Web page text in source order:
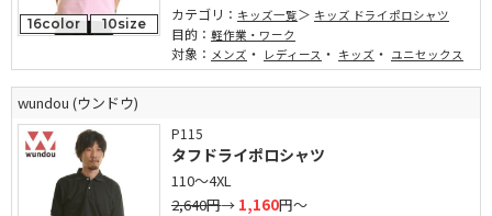
16color 10size
カテゴリ： キッズ一覧 キッズ ドライポロシャツ
目的： 軽作業・ワーク
対象： メンズ ・ レディース ・ キッズ ・ ユニセックス
wundou (ウンドウ)
P115
タフドライポロシャツ
110～4XL
2,640円→ 1,160円～